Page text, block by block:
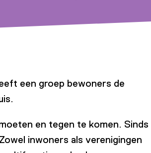
een groep bewoners de
en tegen te komen. Sinds
inwoners als verenigingen